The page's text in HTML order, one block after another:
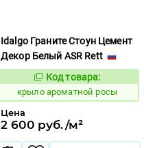
Idalgo Граните Стоун Цемент
Декор Белый ASR Rett
828457
Код товара:
крыло ароматной росы
Цена
2 600 руб./м²